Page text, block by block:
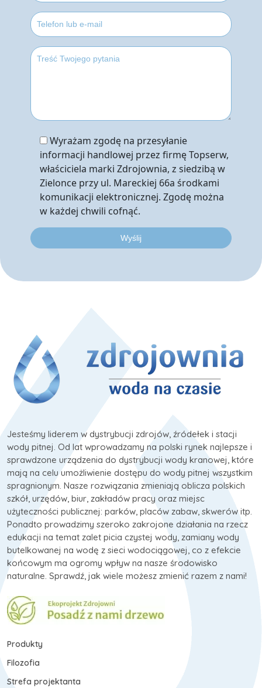
Wyrażam zgodę na przesyłanie
informacji handlowej przez firmę Topserw,
właściciela marki Zdrojownia, z siedzibą w
Zielonce przy ul. Mareckiej 66a środkami
komunikacji elektronicznej. Zgodę można
w każdej chwili cofnąć.
Jesteśmy liderem w dystrybucji zdrojów, źródełek i stacji
wody pitnej. Od lat wprowadzamy na polski rynek najlepsze i
sprawdzone urządzenia do dystrybucji wody kranowej, które
mają na celu umożliwienie dostępu do wody pitnej wszystkim
spragnionym. Nasze rozwiązania zmieniają oblicza polskich
szkół, urzędów, biur, zakładów pracy oraz miejsc
użyteczności publicznej: parków, placów zabaw, skwerów itp.
Ponadto prowadzimy szeroko zakrojone działania na rzecz
edukacji na temat zalet picia czystej wody, zamiany wody
butelkowanej na wodę z sieci wodociągowej, co z efekcie
końcowym ma ogromy wpływ na nasze środowisko
naturalne. Sprawdź, jak wiele możesz zmienić razem z nami!
Produkty
Filozofia
Strefa projektanta